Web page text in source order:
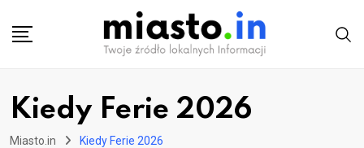
Kiedy Ferie 2026
Miasto.in Kiedy Ferie 2026